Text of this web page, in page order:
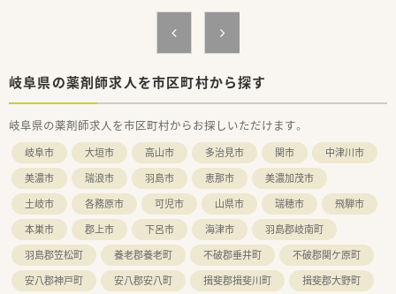
明るく、コミュニケーションが取りやすい代表ですので、
お仕事の相談もしやすい環境！
岐阜県の薬剤師求人を市区町村から探す
岐阜県の薬剤師求人を市区町村からお探しいただけます。
岐阜市 大垣市 高山市 多治見市 関市
中津川市
美濃市
瑞浪市 羽島市 恵那市
美濃加茂市
土岐市
各務原市 可児市 山県市 瑞穂市
飛騨市
本巣市
郡上市 下呂市 海津市
羽島郡岐南町
羽島郡笠松町
養老郡養老町 不破郡垂井町
不破郡関ケ原町
安八郡神戸町
安八郡安八町 揖斐郡揖斐川町
揖斐郡大野町